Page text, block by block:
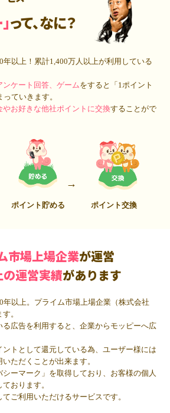
って、なに？
年以上！累計1,400万人 以上が利用している
ンケート回答、ゲームをすると「1ポイント
ていきます。
やお好きな他社ポイントに交換することがで
ポイント貯める ポイント交換
市場上場企業が運営
運営実績があります
年以上。プライム市場上場企業（株式会社
。
る広告を利用すると、企業からモッピーへ広
トとして還元している為、ユーザー様には
ただくことが出来ます。
ーマーク」を取得しており、お客様の個人
おります。
ご利用いただけるサービスです。